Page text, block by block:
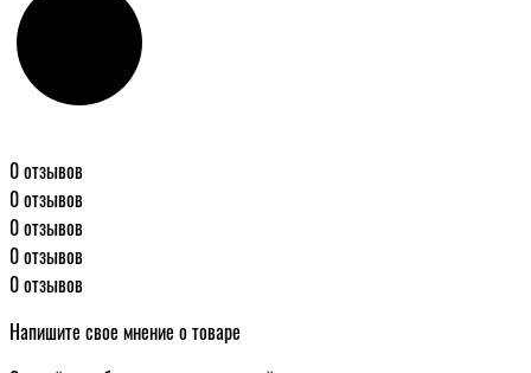
0 отзывов
0 отзывов
0 отзывов
0 отзывов
0 отзывов
Напишите свое мнение о товаре